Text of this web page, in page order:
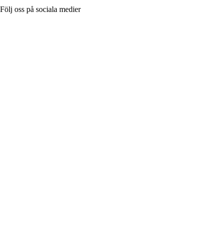
Följ oss på sociala medier